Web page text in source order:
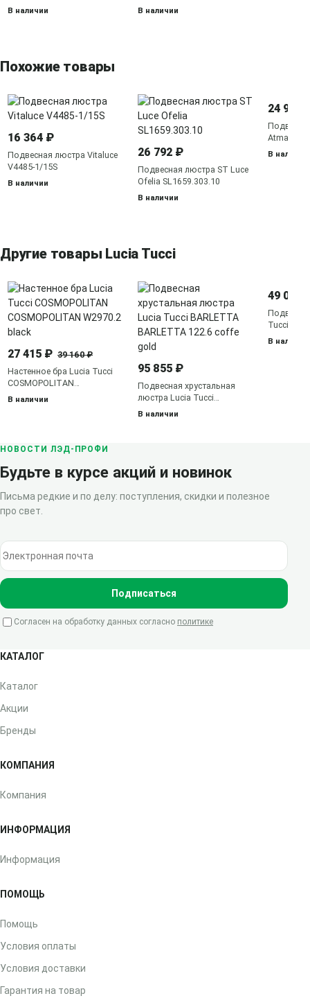
В наличии В наличии
Похожие товары
16 364 ₽
Подвесная люстра Vitaluce
V4485-1/15S
В наличии
26 792 ₽
Подвесная люстра ST Luce
Ofelia SL1659.303.10
В наличии
24 990
Atman
В наличии
Другие товары Lucia Tucci
27 415 ₽ 39 160 ₽
Настенное бра Lucia Tucci
COSMOPOLITAN
COSMOPOLITAN W2970.2
В наличии
95 855 ₽
Подвесная хрустальная
люстра Lucia Tucci
BARLETTA BARLETTA 122.6
В наличии
49 065
Tucci
nickel
В наличии
НОВОСТИ ЛЭД-ПРОФИ
Будьте в курсе акций и новинок
Письма редкие и по делу: поступления, скидки и полезное
про свет.
Электронная почта
Подписаться
Согласен на обработку данных согласно политике
КАТАЛОГ
Каталог
Акции
Бренды
КОМПАНИЯ
Компания
ИНФОРМАЦИЯ
Информация
ПОМОЩЬ
Помощь
Условия оплаты
Условия доставки
Гарантия на товар